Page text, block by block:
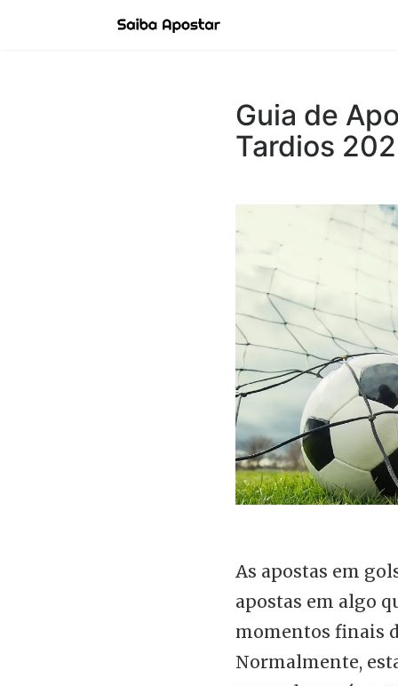
Guia de
Tardios
As apostas em
apostas em algo
momentos finais
Normalmente,